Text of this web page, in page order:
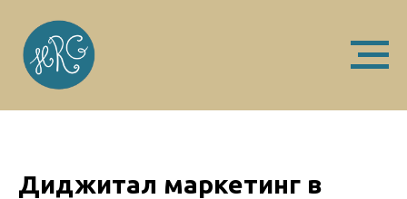
Диджитал маркетинг в